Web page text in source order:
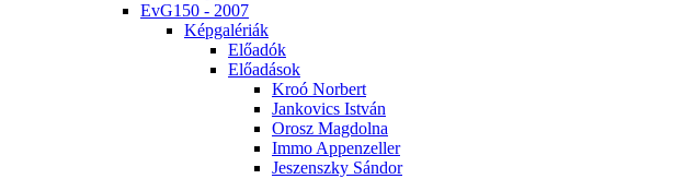
EvG150 - 2007
Kép­ga­lé­ri­ák
Elő­adók
Elő­adá­sok
Kroó Nor­bert
Jan­ko­vics Ist­ván
Orosz Mag­dol­na
Im­mo Ap­pen­zel­ler
Je­szensz­ky Sán­dor